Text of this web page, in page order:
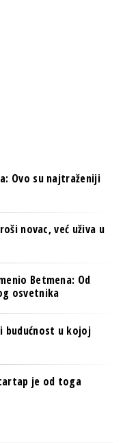
Ovo su najtraženiji
novac, već uživa u
Betmena: Od
osvetnika
budućnost u kojoj
je od toga